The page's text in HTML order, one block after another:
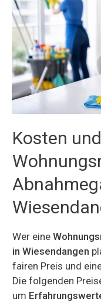
Kosten
Wer eine
in Wiesendangen
fairen Preis und
Die folgenden
um